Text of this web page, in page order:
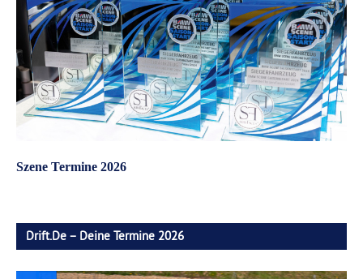
Szene Termine 2026
Drift.de – Deine Termine 2026